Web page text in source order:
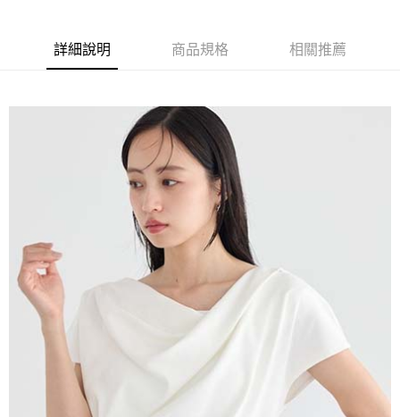
流程，驗證手機門號後，選擇欲分期的期數、繳款截止日，確認付款後即完
成交易。
消。如遇「轉專審核」未通過狀況，表示未達大哥付你分期系統評分，恕無
1.分期款項不併入電信帳單，「大哥付你分期」於每月結算日後寄送繳費提
2.透過簡訊連結打開帳單後，可選擇「超商條碼／台灣大直營門市／銀行轉
帳／街口支付／iPASS MONEY」等通路繳費。
【注意事項】
1.本服務係由「台灣大哥大股份有限公司」（以下簡稱本公司）所提供，讓
用戶於交易時，得透過本服務購買商品或服務，並由商店將買賣／分期付款
買賣價金債權讓與本公司後，依約使用本公司帳單繳交帳款。
2.基於同意付款使用「大哥付你分期」之契約關係目的，商店將以您的個人
資料（包含姓名、電話或地址）提供予台灣大哥大進項蒐集、處理及利用，
由本公司與您本人進行分期帳單所需資料之確認、核對及更正。
3.完整用戶服務條款，請詳閱以下連結：https://oppay.tw/userRule
【關於「AFTEE先享後付」】
AFTEE先享後付是「在收到商品之後才付款」的支付方式。 讓您購物簡單
１．簡單：不需註冊會員、不需綁卡、不需儲值。
２．便利：只要手機號碼，簡訊認證，即可結帳。
３．安心：先確認商品／服務後，再付款。
【「AFTEE先享後付」結帳流程】
１．於結帳方式選擇「AFTEE先享後付」後，將跳轉至「AFTEE先享後付」
結帳頁面，進行簡訊認證並確認金額後，即可完成結帳。
２．訂單成立數日內，您將收到繳費通知簡訊。
３．收到繳費通知簡訊後14天內，點擊此簡訊中的連結，可透過四大超商／
ATM／網路銀行／等多元方式進行付款，方視為交易完成。
※ 請注意：結帳手續完成當下不需立刻繳費，但若您需要取消訂單，請聯絡
購買商品的店家。未經商家同意取消之訂單仍視為有效，需透過AFTEE先享
後付繳納相關費用。
※ 交易是否成功請以「AFTEE先享後付 」之結帳頁面顯示為準，若有關於
是否繳費成功／繳費後需取消欲退款等相關疑問，請聯繫「AFTEE先享後付
客戶支援中心」
https://netprotections.freshdesk.com/support/home
【注意事項】
１．透過由恩沛科技股份有限公司提供之「AFTEE先享後付」服務完成之交
易，需依本服務之必要範圍內提供個人資料，並將交易相關給付款項請求債
ATM付款
每筆NT$60，滿NT$388(含以上)免運費
每筆NT$60，滿NT$388(含以上)免運費
萊爾富取貨付款
每筆NT$60，滿NT$888(含以上)免運費
萊爾富純取貨
每筆NT$60，滿NT$888(含以上)免運費
7-11取貨付款
每筆NT$60，滿NT$888(含以上)免運費
詳細說明 商品規格 相關推薦